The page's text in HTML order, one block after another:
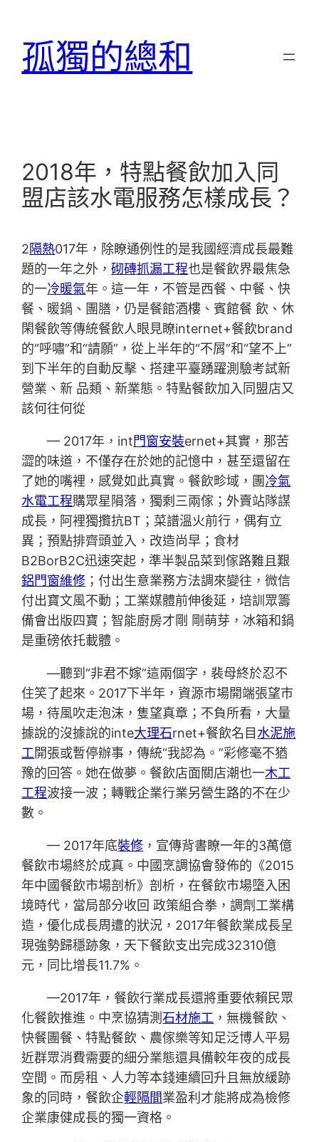
孤獨的總和
2018年，特點餐飲加入同
盟店該水電服務怎樣成長？
2隔熱017年，除瞭通例性的是我國經濟成長最難
題的一年之外，砌磚抓漏工程也是餐飲界最焦急
的一冷暖氣年。這一年，不管是西餐、中餐、快
餐、暖鍋、團膳，仍是餐館酒樓、賓館餐 飲、休
閑餐飲等傳統餐飲人眼見瞭internet+餐飲brand
的“呼嘯”和“請願”，從上半年的“不屑”和“望不上”
到下半年的自動反擊、搭建平臺踴躍測驗考試新
營業、新 品類、新業態。特點餐飲加入同盟店又
該何往何從
— 2017年，int門窗安裝ernet+其實，那苦
澀的味道，不僅存在於她的記憶中，甚至還留在
了她的嘴裡，感覺如此真實。餐飲畛域，團冷氣
水電工程購眾星隕落，獨剩三兩傢；外賣站隊謀
成長，阿裡獨攬抗BT；菜譜溫火前行，偶有立
異；預點排齊頭並入，改造尚早；食材
B2BorB2C迅速突起，準半製品菜到傢路難且艱
鋁門窗維修 ；付出生意業務方法調來變往，微信
付出寶文風不動；工業媒體前伸後延，培訓眾籌
備會出版四寶；智能廚房才剛 剛萌芽，冰箱和鍋
是重磅依托載體。
—聽到“非君不嫁”這兩個字，裴母終於忍不
住笑了起來。2017下半年，資源市場開端張望市
場，待風吹走泡沫，隻望真章；不負所看，大量
據說的沒據說的inte大理石rnet+餐飲名目 水泥施
工開張或暫停辦事，傳統“我認為。”彩修毫不猶
豫的回答。她在做夢。餐飲店面關店潮也一木工
工程波接一波；轉戰企業行業另營生路的不在少
數。
— 2017年底裝修 ，宣傳背書瞭一年的3萬億
餐飲市場終於成真。中國烹調協會發佈的《2015
年中國餐飲市場剖析》剖析，在餐飲市場墮入困
境時代，當局部分收回 政策組合拳，調劑工業構
造，優化成長周遭的狀況，2017年餐飲業成長呈
現強勢歸穩跡象，天下餐飲支出完成32310億
元，同比增長11.7%。
—2017年，餐飲行業成長還將重要依賴民眾
化餐飲推進。中烹協猜測石材施工 ，無機餐飲、
快餐團餐、特點餐飲、農傢樂等知足泛博人平易
近群眾消費需要的細分業態還具備較年夜的成長
空間。而房租、人力等本錢連續回升且無放緩跡
象的同時，餐飲企輕隔間業盈利才能將成為檢修
企業康健成長的獨一資格。